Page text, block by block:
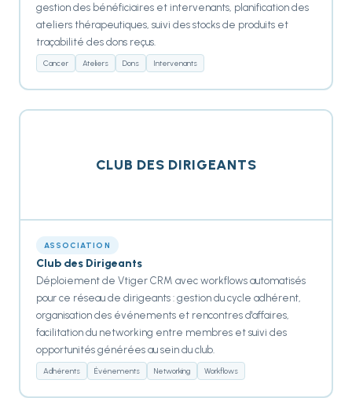
gestion des bénéficiaires et intervenants, planification des
ateliers thérapeutiques, suivi des stocks de produits et
traçabilité des dons reçus.
Cancer Ateliers Dons Intervenants
CLUB DES DIRIGEANTS
ASSOCIATION
Club des Dirigeants
Déploiement de Vtiger CRM avec workflows automatisés
pour ce réseau de dirigeants : gestion du cycle adhérent,
organisation des événements et rencontres d'affaires,
facilitation du networking entre membres et suivi des
opportunités générées au sein du club.
Adhérents Événements Networking Workflows